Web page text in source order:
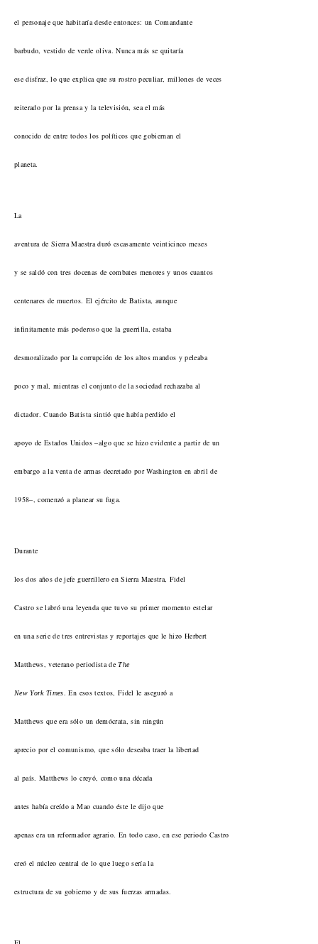
el personaje que habitaría desde entonces: un Comandante
barbudo, vestido de verde oliva. Nunca más se quitaría
ese disfraz, lo que explica que su rostro peculiar, millones de veces
reiterado por la prensa y la televisión, sea el más
conocido de entre todos los políticos que gobiernan el
planeta.
La
aventura de Sierra Maestra duró escasamente veinticinco meses
y se saldó con tres docenas de combates menores y unos cuantos
centenares de muertos. El ejército de Batista, aunque
infinitamente más poderoso que la guerrilla, estaba
desmoralizado por la corrupción de los altos mandos y peleaba
poco y mal, mientras el conjunto de la sociedad rechazaba al
dictador. Cuando Batista sintió que había perdido el
apoyo de Estados Unidos –algo que se hizo evidente a partir de un
embargo a la venta de armas decretado por Washington en abril de
1958–, comenzó a planear su fuga.
Durante
los dos años de jefe guerrillero en Sierra Maestra, Fidel
Castro se labró una leyenda que tuvo su primer momento estelar
en una serie de tres entrevistas y reportajes que le hizo Herbert
Matthews, veterano periodista deThe
New York Times. En esos textos, Fidel le aseguró a
Matthews que era sólo un demócrata, sin ningún
aprecio por el comunismo, que sólo deseaba traer la libertad
al país. Matthews lo creyó, como una década
antes había creído a Mao cuando éste le dijo que
apenas era un reformador agrario. En todo caso, en ese periodo Castro
creó el núcleo central de lo que luego sería la
estructura de su gobierno y de sus fuerzas armadas.